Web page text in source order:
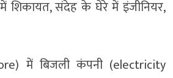
में शिकायत, संदेह के घेरे में इंजीनियर,
में बिजली कंपनी (electricity